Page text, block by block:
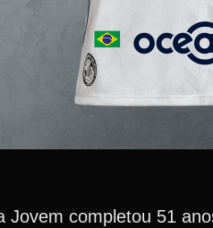
Jovem completou 51